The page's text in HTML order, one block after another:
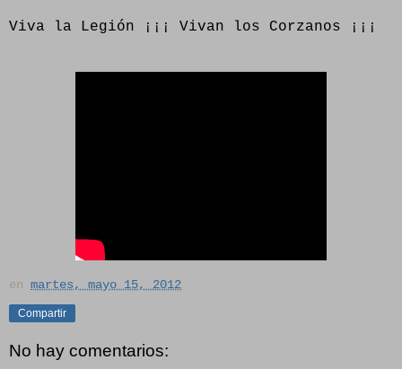
Viva la Legión ¡¡¡ Vivan los Corzanos ¡¡¡
en martes, mayo 15, 2012
Compartir
No hay comentarios: